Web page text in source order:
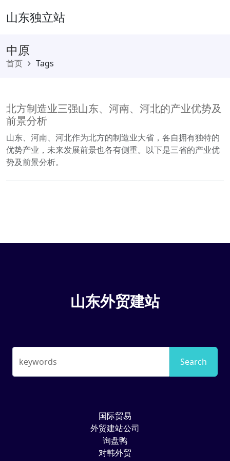
山东独立站
中原
首页 Tags
北方制造业三强山东、河南、河北的产业优势及
前景分析
山东、河南、河北作为北方的制造业大省，各自拥有独特的
优势产业，未来发展前景也各有侧重。以下是三省的产业优
势及前景分析。
山东外贸建站
keywords Search
国际贸易
外贸建站公司
询盘鸭
对韩外贸